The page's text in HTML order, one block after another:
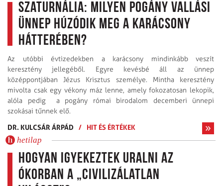
Szaturnália: milyen pogány vallási
ünnep húzódik meg a karácsony
hátterében?
Az utóbbi évtizedekben a karácsony mindinkább veszít
keresztény jellegéből. Egyre kevésbé áll az ünnep
középpontjában Jézus Krisztus személye. Mintha keresztény
mivolta csak egy vékony máz lenne, amely fokozatosan lekopik,
alóla pedig a pogány római birodalom decemberi ünnepi
szokásai tűnnek elő.
DR. KULCSÁR ÁRPÁD
/ HIT ÉS ÉRTÉKEK
hetilap
Hogyan igyekeztek uralni az
ókorban a „civilizálatlan